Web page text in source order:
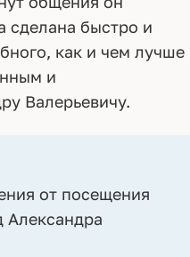
быстро и
как и чем лучше
и
Валерьевичу.
от посещения
Александра